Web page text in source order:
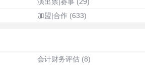
加盟|合作 (633)
会计财务评估 (8)